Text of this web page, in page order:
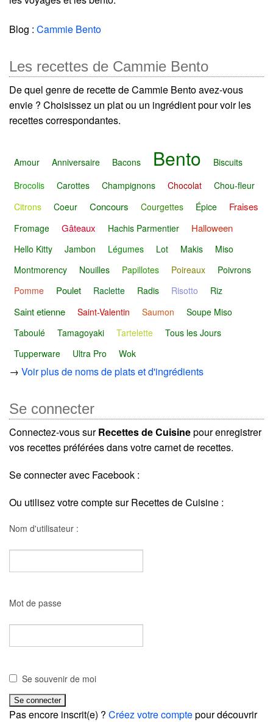
Blog : Cammie Bento
Les recettes de Cammie Bento
De quel genre de recette de Cammie Bento avez-vous
envie ? Choisissez un plat ou un ingrédient pour voir les
recettes correspondantes.
Amour Anniversaire Bacons Bento
Biscuits
Brocolis
Carottes Champignons Chocolat
Chou-fleur
Citrons
Coeur Concours Courgettes Épice Fraises
Fromage Gâteaux Hachis Parmentier Halloween
Hello Kitty Jambon Légumes Lot Makis
Miso
Montmorency
Nouilles Papillotes Poireaux
Poivrons
Pomme
Poulet Raclette Radis Risotto Riz
Saint etienne Saint-Valentin Saumon
Soupe Miso
Taboulé
Tamagoyaki Tartelette
Tous les Jours
Tupperware
Ultra Pro Wok
→ Voir plus de noms de plats et d'ingrédients
Se connecter
Connectez-vous surRecettes de Cuisinepour enregistrer
vos recettes préférées dans votre carnet de recettes.
Se connecter avec Facebook :
Ou utilisez votre compte sur Recettes de Cuisine :
Nom d'utilisateur :
Mot de passe
Se souvenir de moi
Pas encore inscrit(e) ? Créez votre comptepour découvrir